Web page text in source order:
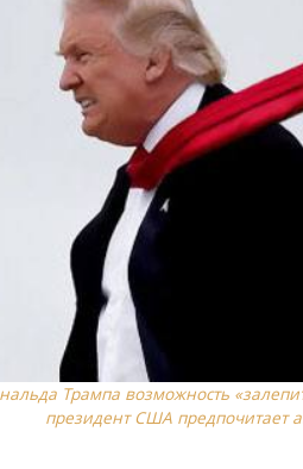
Трампа возможность
президент США предпочитает